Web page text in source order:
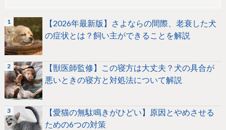
【2026年最新版】さよならの間際、老衰した犬
の症状とは？飼い主ができることを解説
【獣医師監修】この寝方は大丈夫？犬の具合が
悪いときの寝方と対処法について解説
【愛猫の無駄鳴きがひどい】原因とやめさせる
ための6つの対策